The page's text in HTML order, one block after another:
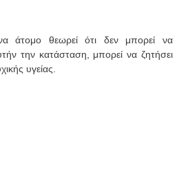
άτομο θεωρεί ότι δεν μπορεί να
την κατάσταση, μπορεί να ζητήσει
υγείας.